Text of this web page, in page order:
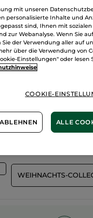
WEIHNACHTS-
mit unseren
personalisierte Inhalte und
sind, Ihnen mit
zur Webanalyse. Wenn Sie
der Verwendung aller auf
über die Verwendung von
Einstellungen" oder lesen
COOKIE-
ALLE